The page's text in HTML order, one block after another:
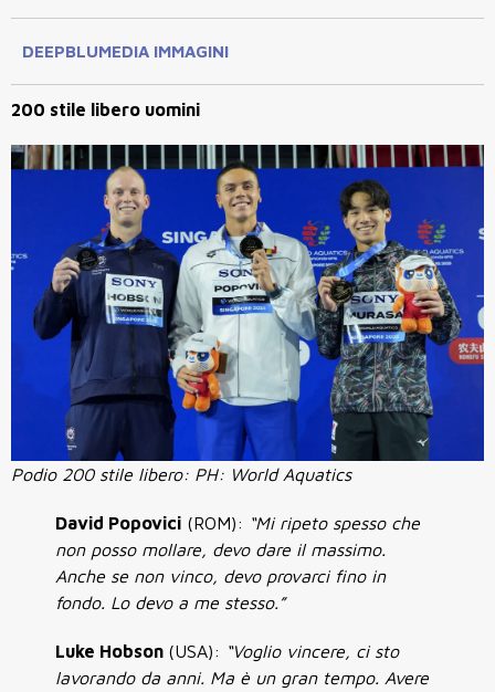
DEEPBLUMEDIA IMMAGINI
200 stile libero uomini
Podio 200 stile libero: PH: World Aquatics
David Popovici (ROM): “Mi ripeto spesso che
non posso mollare, devo dare il massimo.
Anche se non vinco, devo provarci fino in
fondo. Lo devo a me stesso.”
Luke Hobson (USA): “Voglio vincere, ci sto
lavorando da anni. Ma è un gran tempo. Avere